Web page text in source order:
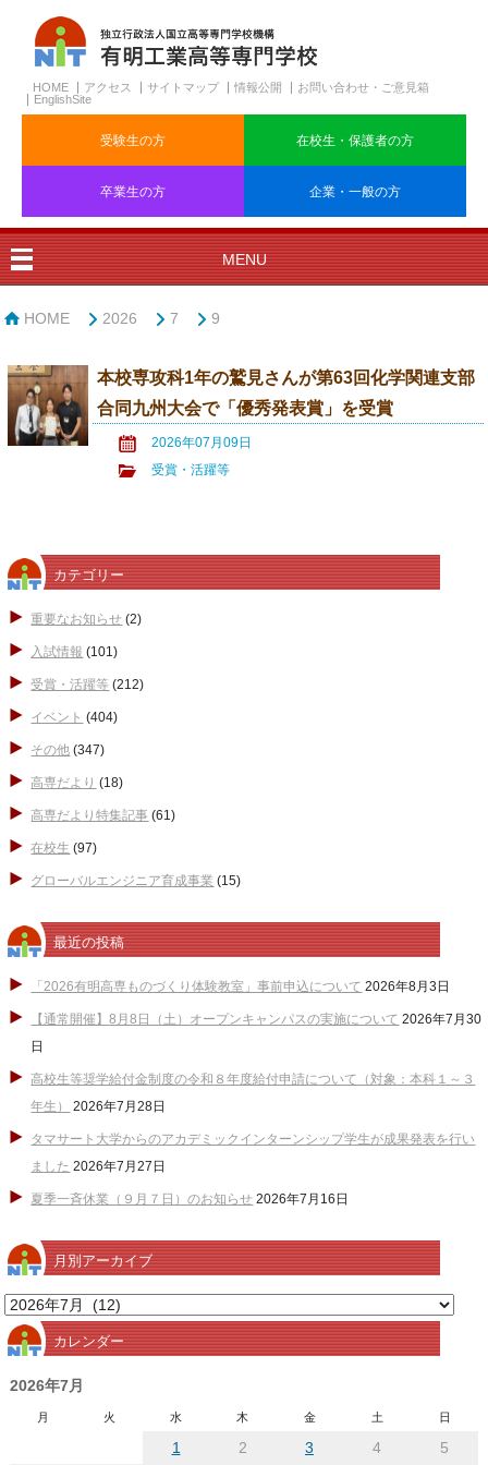
HOME アクセス サイトマップ 情報公開
お問い合わせ・ご意見箱
EnglishSite
受験生の方 在校生・保護者の方
卒業生の方 企業・一般の方
MENU
HOME 2026 7 9
本校専攻科1年の鷲見さんが第63回化学関連支部
合同九州大会で「優秀発表賞」を受賞
2026年07月09日
受賞・活躍等
カテゴリー
重要なお知らせ (2)
入試情報 (101)
受賞・活躍等 (212)
イベント (404)
その他 (347)
高専だより (18)
高専だより特集記事 (61)
在校生 (97)
グローバルエンジニア育成事業 (15)
最近の投稿
「2026有明高専ものづくり体験教室」事前申込について 2026年8月3日
【通常開催】8月8日（土）オープンキャンパスの実施について 2026年7月30
日
高校生等奨学給付金制度の令和８年度給付申請について（対象：本科１～３
年生）
2026年7月28日
タマサート大学からのアカデミックインターンシップ学生が成果発表を行い
ました 2026年7月27日
夏季一斉休業（９月７日）のお知らせ 2026年7月16日
月別アーカイブ
月
別
ア
ー
カレンダー
2026年7月
月 火 水 木 金 土 日
1 2 3 4 5